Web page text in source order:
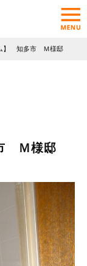
ム】 知多市 Ｍ様邸
Ｍ様邸